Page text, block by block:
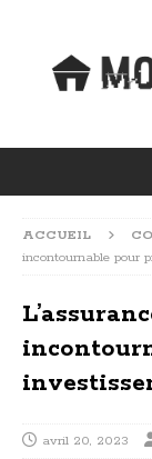
ACCUEIL
incontournable pour
avril 20, 2023